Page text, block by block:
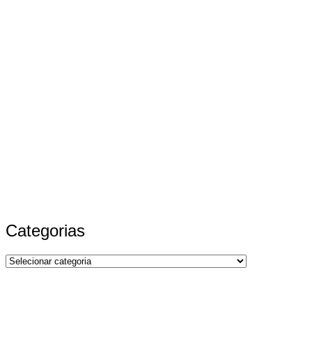
Categorias
Categorias